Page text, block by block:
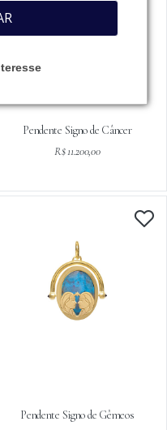
Pendente Signo de Câncer
R$ 11.200,00
Pendente Signo de Gêmeos